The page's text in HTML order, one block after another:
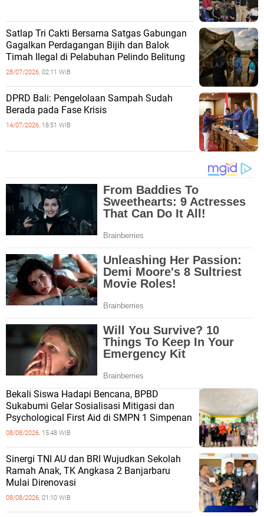
Satlap Tri Cakti Bersama Satgas Gabungan
Gagalkan Perdagangan Bijih dan Balok
Timah Ilegal di Pelabuhan Pelindo Belitung
28/07/2026, 02:11 WIB
DPRD Bali: Pengelolaan Sampah Sudah
Berada pada Fase Krisis
14/07/2026, 18:51 WIB
Bekali Siswa Hadapi Bencana, BPBD
Sukabumi Gelar Sosialisasi Mitigasi dan
Psychological First Aid di SMPN 1 Simpenan
08/08/2026, 15:48 WIB
Sinergi TNI AU dan BRI Wujudkan Sekolah
Ramah Anak, TK Angkasa 2 Banjarbaru
Mulai Direnovasi
08/08/2026, 01:10 WIB